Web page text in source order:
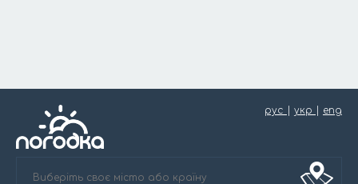
рус укр eng